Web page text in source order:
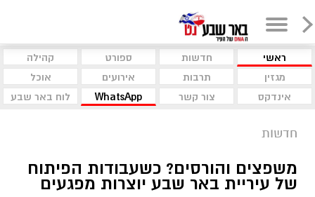
ראשי חדשות ספורט
קהילה
מגזין
תרבות אירועים
אוכל
אינדקס
צור קשר WhatsApp לוח באר שבע
חדשות
משפצים והורסים? כשעבודות הפיתוח
של עיריית באר שבע יוצרות מפגעים